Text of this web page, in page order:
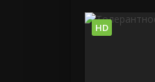
HD